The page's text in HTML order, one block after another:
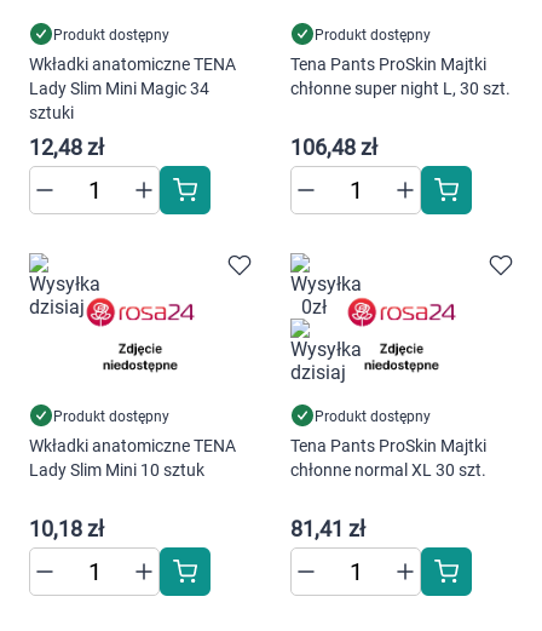
dostosowania zawartości serwisu do Twoich
preferencji. Więcej informacji znajdziesz w
naszejpolityce prywatności. Możesz określić
Produkt dostępny
Wkładki anatomiczne TENA
Lady Slim Mini Magic 34
sztuki
12,48 zł
Produkt dostępny
Tena Pants ProSkin Majtki
chłonne super night L, 30 szt.
106,48 zł
Produkt dostępny
Wkładki anatomiczne TENA
Lady Slim Mini 10 sztuk
10,18 zł
Produkt dostępny
Tena Pants ProSkin Majtki
chłonne normal XL 30 szt.
81,41 zł